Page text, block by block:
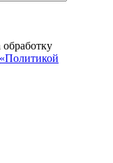
«Политикой